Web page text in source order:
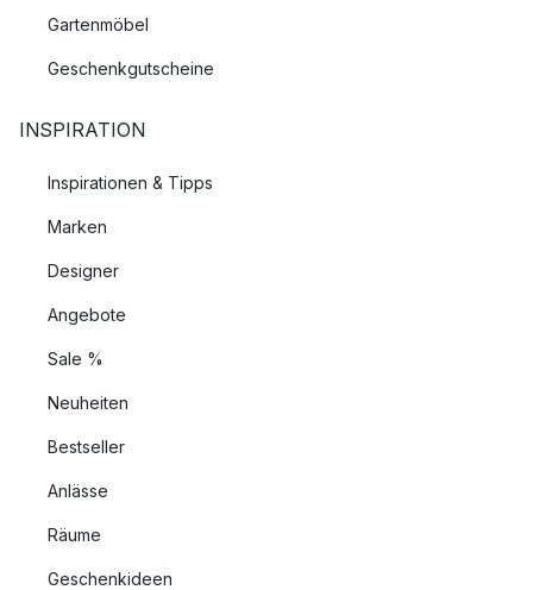
Gartenmöbel
Geschenkgutscheine
INSPIRATION
Inspirationen & Tipps
Marken
Designer
Angebote
Sale %
Neuheiten
Bestseller
Anlässe
Räume
Geschenkideen